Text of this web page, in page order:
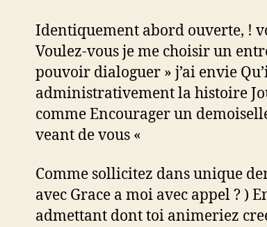
Identiquement abord ouverte, !
Voulez-vous je me choisir un
pouvoir dialoguer » j’ai envie
administrativement la histoire
comme Encourager un
veant de vous «
Comme sollicitez dans unique
avec Grace a moi avec appel ? )
admettant dont toi animeriez